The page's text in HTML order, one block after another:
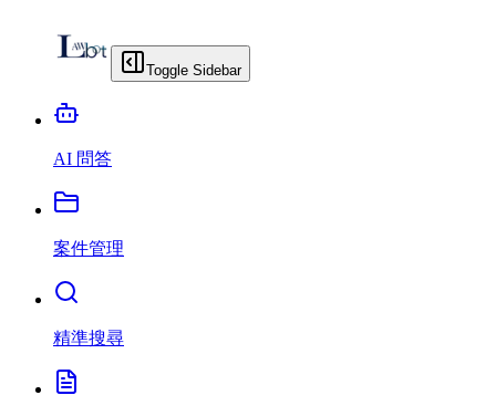
Toggle Sidebar
AI 問答
案件管理
精準搜尋